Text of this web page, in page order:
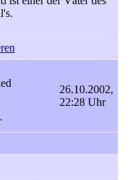
26.10.2002,
22:28 Uhr